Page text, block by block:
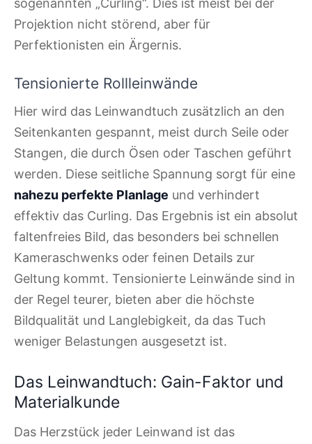
sogenannten „Curling“. Dies ist meist bei der
Projektion nicht störend, aber für
Perfektionisten ein Ärgernis.
Tensionierte Rollleinwände
Hier wird das Leinwandtuch zusätzlich an den
Seitenkanten gespannt, meist durch Seile oder
Stangen, die durch Ösen oder Taschen geführt
werden. Diese seitliche Spannung sorgt für eine
nahezu perfekte Planlage und verhindert
effektiv das Curling. Das Ergebnis ist ein absolut
faltenfreies Bild, das besonders bei schnellen
Kameraschwenks oder feinen Details zur
Geltung kommt. Tensionierte Leinwände sind in
der Regel teurer, bieten aber die höchste
Bildqualität und Langlebigkeit, da das Tuch
weniger Belastungen ausgesetzt ist.
Das Leinwandtuch: Gain-Faktor und
Materialkunde
Das Herzstück jeder Leinwand ist das